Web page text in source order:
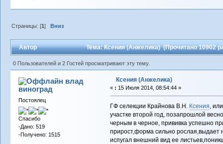
Страницы: [1]Вниз
Автор Тема: Ксения (Анжелика) (Прочитано 10902
0 Пользователей и 2 Гостей просматривают эту тему.
влад
виноград
Постоялец
Спасибо
-Дано: 519
-Получено: 1515
Ксения (Анжелика)
« : 15 Июля 2014, 08:54:44 »
ГФ селекции Крайнова В.Н. Ксения,
участке второй год, позапрошлой
черным в черное, прививка успешно
прирост,форма сильно рослая,выдает
испугал внешний вид ее